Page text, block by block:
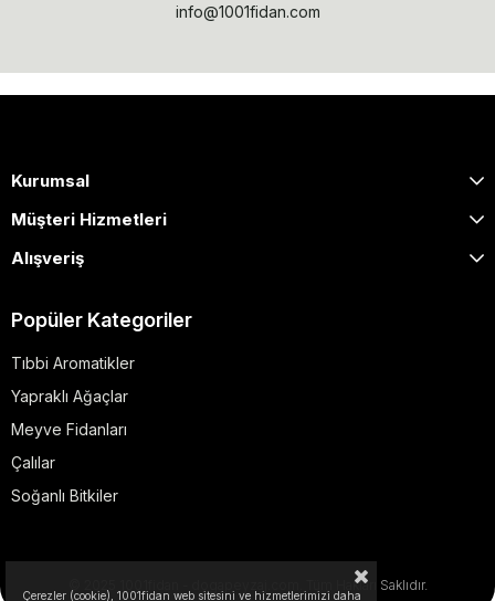
info@1001fidan.com
Kurumsal
Müşteri Hizmetleri
Alışveriş
Popüler Kategoriler
Tıbbi Aromatikler
Yapraklı Ağaçlar
Meyve Fidanları
Çalılar
Soğanlı Bitkiler
© 2025 1001fidan - dogapeyzaj.com. Tüm Hakları Saklıdır.
Çerezler (cookie), 1001fidan web sitesini ve hizmetlerimizi daha